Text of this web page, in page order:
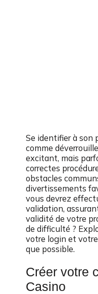
Se identifier à son
comme
excitant, mais
correctes
obstacles
divertissements
vous devrez
validation,
validité de votre
de difficulté ?
votre login et
que possible.
Créer votre
Casino